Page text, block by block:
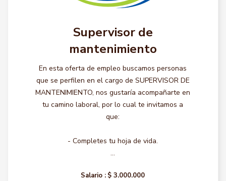
Supervisor de
mantenimiento
En esta oferta de empleo buscamos personas
que se perfilen en el cargo de SUPERVISOR DE
MANTENIMIENTO, nos gustaría acompañarte en
tu camino laboral, por lo cual te invitamos a
que:
- Completes tu hoja de vida.
...
Salario : $ 3.000.000